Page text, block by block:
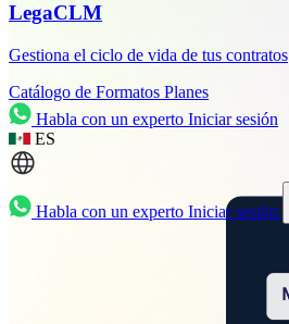
LegaCLM
Gestiona el ciclo de vida de tus contratos
Catálogo de Formatos Planes
Habla con un experto Iniciar sesión
ES
Habla con un experto Iniciar sesión